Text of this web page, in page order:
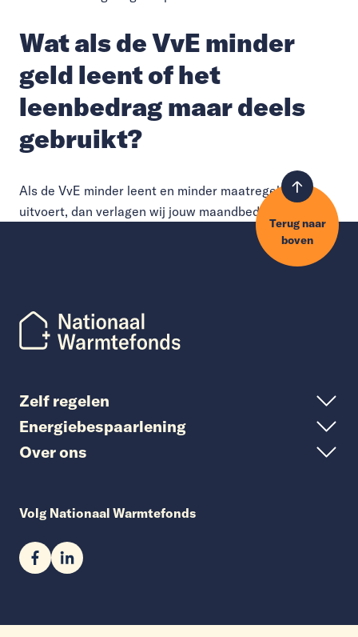
Wat als de VvE minder
geld leent of het
leenbedrag maar deels
gebruikt?
Als de VvE minder leent en minder maatregelen
uitvoert, dan verlagen wij jouw maandbedrag.
Terug naar
boven
Zelf regelen
Energiebespaarlening
Over ons
Volg Nationaal Warmtefonds